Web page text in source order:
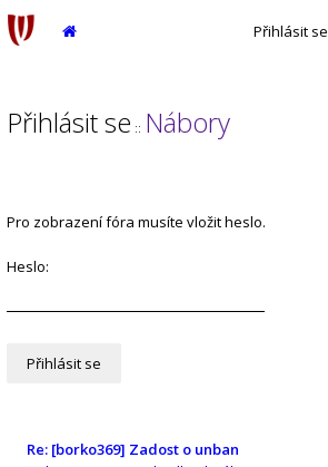
Přihlásit se
Přihlásit se :: Nábory
Pro zobrazení fóra musíte vložit heslo.
Heslo:
Re: [borko369] Zadost o unban